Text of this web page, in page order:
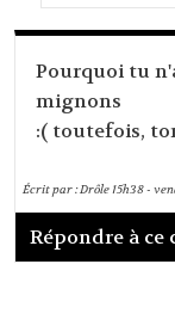
Pourquoi tu
mignons
:( toutefois,
Écrit par :Drôle 15h38-
Répondre à